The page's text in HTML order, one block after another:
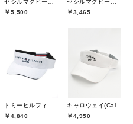
￥5,500
￥3,465
￥4,840
￥4,950